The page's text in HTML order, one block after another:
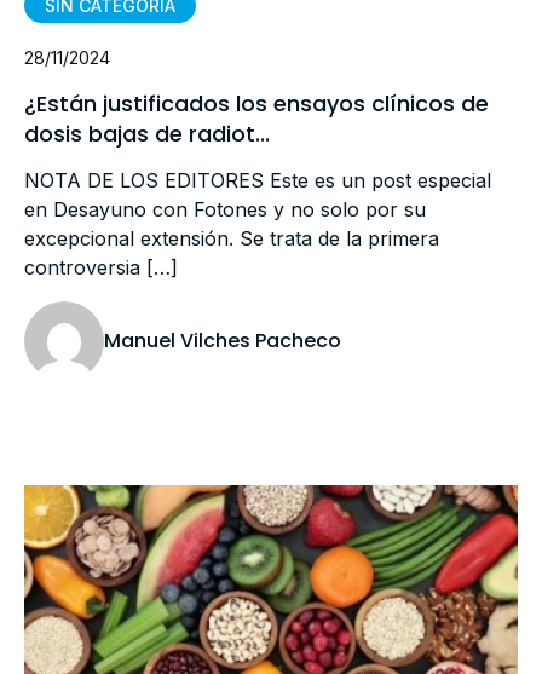
SIN CATEGORÍA
28/11/2024
¿Están justificados los ensayos clínicos de
dosis bajas de radiot...
NOTA DE LOS EDITORES Este es un post especial
en Desayuno con Fotones y no solo por su
excepcional extensión. Se trata de la primera
controversia […]
Manuel Vilches Pacheco